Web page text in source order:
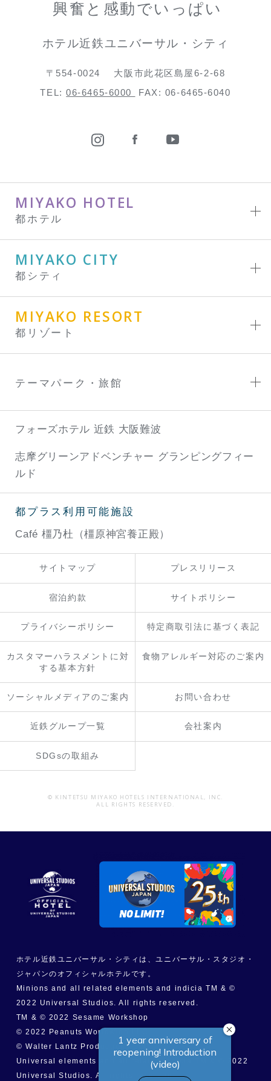
興奮と感動でいっぱい
ホテル近鉄ユニバーサル・シティ
〒554-0024
大阪市此花区島屋6-2-68
TEL:06-6465-6000 FAX: 06-6465-6040
MIYAKO HOTEL
都ホテル
MIYAKO CITY
都シティ
MIYAKO RESORT
都リゾート
テーマパーク・旅館
フォーズホテル 近鉄 大阪難波
志摩グリーンアドベンチャー グランピングフィー
ルド
都プラス利用可能施設
Café 橿乃杜（橿原神宮養正殿）
サイトマップ プレスリリース
宿泊約款 サイトポリシー
プライバシーポリシー 特定商取引法に基づく表記
カスタマーハラスメントに対
する基本方針
食物アレルギー対応のご案内
ソーシャルメディアのご案内 お問い合わせ
近鉄グループ一覧 会社案内
SDGsの取組み
© KINTETSU MIYAKO HOTELS INTERNATIONAL, INC.
ALL RIGHTS RESERVED.
ホテル近鉄ユニバーサル・シティは、ユニバーサル・スタジオ・
ジャパンのオフィシャルホテルです。
Minions and all related elements and indicia TM & ©
2022 Universal Studios. All rights reserved.
TM & © 2022 Sesame Workshop
© 2022 Peanuts Worldwide LLC
© Walter Lantz Productions LLC
Universal elements and all related indicia TM & © 2022
Universal Studios. All rights reserved.